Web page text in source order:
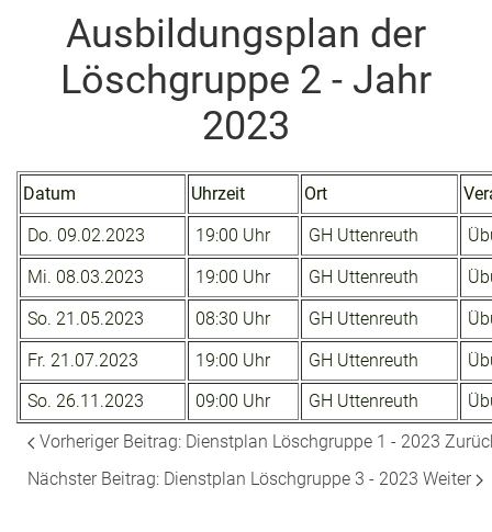
Ausbildungsplan der
Löschgruppe 2 - Jahr
2023
Datum Uhrzeit Ort
Do. 09.02.2023
19:00 Uhr GH Uttenreuth
Mi. 08.03.2023
19:00 Uhr GH Uttenreuth
So. 21.05.2023
08:30 Uhr GH Uttenreuth
Fr. 21.07.2023
19:00 Uhr GH Uttenreuth
So. 26.11.2023
09:00 Uhr GH Uttenreuth
Vorheriger Beitrag: Dienstplan Löschgruppe 1 - 2023
Nächster Beitrag: Dienstplan Löschgruppe 3 - 2023 Weiter